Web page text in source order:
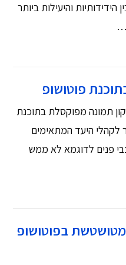
והיעילות ביותר
פוטושופ
תמונה מפוקסלת בתוכנת
לקהלי היעד המתאימים
פנים לדוגמא לא ממש
מטושטשת בפוטושופ